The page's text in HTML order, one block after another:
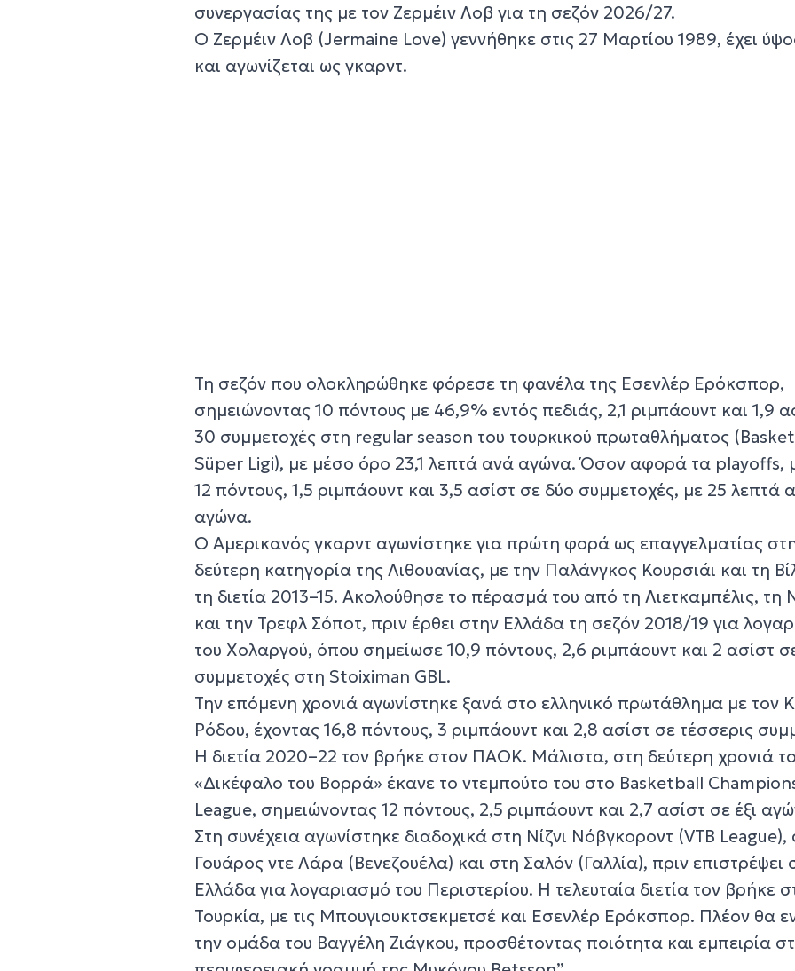
συνεργασίας της με τον Ζερμέιν Λοβ για τη σεζόν 2026/27.
Ο Ζερμέιν Λοβ (Jermaine Love) γεννήθηκε στις 27 Μαρτίου 1989, έχει
και αγωνίζεται ως γκαρντ.
Τη σεζόν που ολοκληρώθηκε φόρεσε τη φανέλα της Εσενλέρ Ερόκσπορ,
σημειώνοντας 10 πόντους με 46,9% εντός πεδιάς, 2,1 ριμπάουντ και 1,9
30 συμμετοχές στη regular season του τουρκικού πρωταθλήματος
Süper Ligi), με μέσο όρο 23,1 λεπτά ανά αγώνα. Όσον αφορά τα playoffs,
12 πόντους, 1,5 ριμπάουντ και 3,5 ασίστ σε δύο συμμετοχές, με 25 λεπτά
αγώνα.
Ο Αμερικανός γκαρντ αγωνίστηκε για πρώτη φορά ως επαγγελματίας
δεύτερη κατηγορία της Λιθουανίας, με την Παλάνγκος Κουρσιάι και τη
τη διετία 2013–15. Ακολούθησε το πέρασμά του από τη Λιετκαμπέλις, τη
και την Τρεφλ Σόποτ, πριν έρθει στην Ελλάδα τη σεζόν 2018/19 για
του Χολαργού, όπου σημείωσε 10,9 πόντους, 2,6 ριμπάουντ και 2 ασίστ
συμμετοχές στη Stoiximan GBL.
Την επόμενη χρονιά αγωνίστηκε ξανά στο ελληνικό πρωτάθλημα με τον
Ρόδου, έχοντας 16,8 πόντους, 3 ριμπάουντ και 2,8 ασίστ σε τέσσερις
Η διετία 2020–22 τον βρήκε στον ΠΑΟΚ. Μάλιστα, στη δεύτερη χρονιά
«Δικέφαλο του Βορρά» έκανε το ντεμπούτο του στο Basketball
League, σημειώνοντας 12 πόντους, 2,5 ριμπάουντ και 2,7 ασίστ σε έξι
Στη συνέχεια αγωνίστηκε διαδοχικά στη Νίζνι Νόβγκοροντ (VTB League),
Γουάρος ντε Λάρα (Βενεζουέλα) και στη Σαλόν (Γαλλία), πριν επιστρέψει
Ελλάδα για λογαριασμό του Περιστερίου. Η τελευταία διετία τον βρήκε
Τουρκία, με τις Μπουγιουκτσεκμετσέ και Εσενλέρ Ερόκσπορ. Πλέον θα
την ομάδα του Βαγγέλη Ζιάγκου, προσθέτοντας ποιότητα και εμπειρία